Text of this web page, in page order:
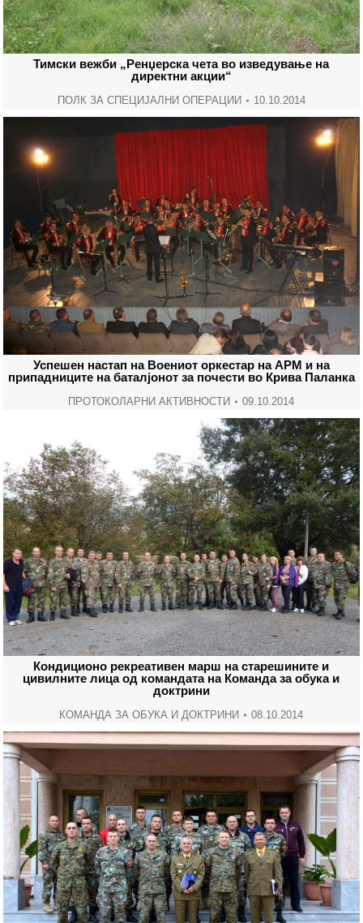
Тимски вежби „Ренџерска чета во изведување на
директни акции“
ПОЛК ЗА СПЕЦИЈАЛНИ ОПЕРАЦИИ 10.10.2014
Успешен настап на Воениот оркестар на АРМ и на
припадниците на баталјонот за почести во Крива Паланка
ПРОТОКОЛАРНИ АКТИВНОСТИ 09.10.2014
Кондиционо рекреативен марш на старешините и
цивилните лица од командата на Команда за обука и
доктрини
КОМАНДА ЗА ОБУКА И ДОКТРИНИ 08.10.2014